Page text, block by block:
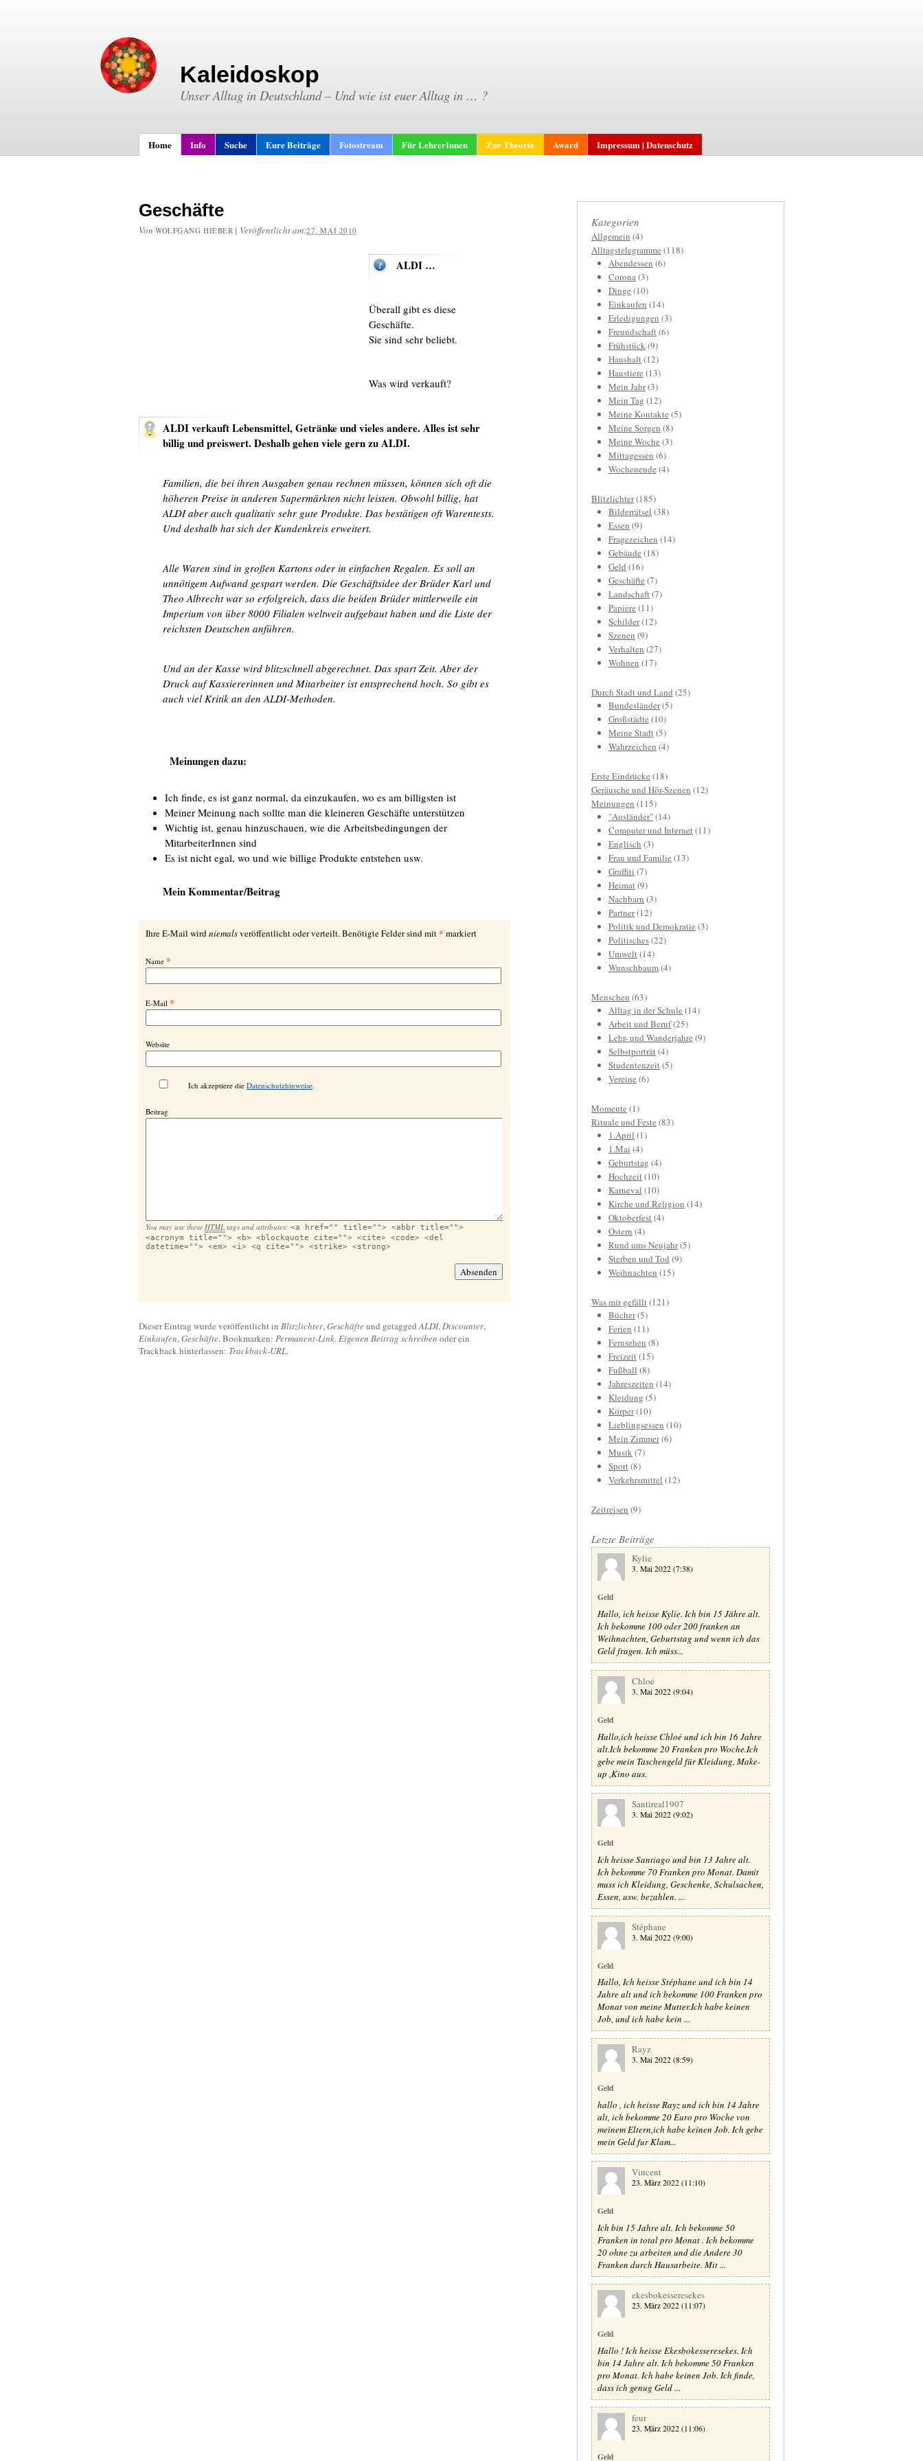
Kaleidoskop
Unser Alltag in Deutschland – Und wie ist euer Alltag in … ?
Home Info Suche Eure Beiträge Fotostream Für LehrerInnen Zur Theorie Award Impressum | Datenschutz
Geschäfte
Von WOLFGANG HIEBER | Veröffentlicht am:27. MAI 2010
ALDI …
Überall gibt es diese
Geschäfte.
Sie sind sehr beliebt.
Was wird verkauft?
ALDI verkauft Lebensmittel, Getränke und vieles andere. Alles ist sehr
billig und preiswert. Deshalb gehen viele gern zu ALDI.
Familien, die bei ihren Ausgaben genau rechnen müssen, können sich oft die
höheren Preise in anderen Supermärkten nicht leisten. Obwohl billig, hat
ALDI aber auch qualitativ sehr gute Produkte. Das bestätigen oft Warentests.
Und deshalb hat sich der Kundenkreis erweitert.
Alle Waren sind in großen Kartons oder in einfachen Regalen. Es soll an
unnötigem Aufwand gespart werden. Die Geschäftsidee der Brüder Karl und
Theo Albrecht war so erfolgreich, dass die beiden Brüder mittlerweile ein
Imperium von über 8000 Filialen weltweit aufgebaut haben und die Liste der
reichsten Deutschen anführen.
Und an der Kasse wird blitzschnell abgerechnet. Das spart Zeit. Aber der
Druck auf Kassiererinnen und Mitarbeiter ist entsprechend hoch. So gibt es
auch viel Kritik an den ALDI-Methoden.
Meinungen dazu:
Ich finde, es ist ganz normal, da einzukaufen, wo es am billigsten ist
Meiner Meinung nach sollte man die kleineren Geschäfte unterstützen
Wichtig ist, genau hinzuschauen, wie die Arbeitsbedingungen der
MitarbeiterInnen sind
Es ist nicht egal, wo und wie billige Produkte entstehen usw.
Mein Kommentar/Beitrag
Ihre E-Mail wirdniemalsveröffentlicht oder verteilt. Benötigte Felder sind mit* markiert
Name *
E-Mail *
Website
Ich akzeptiere die Datenschutzhinweise.
Beitrag
You may use these HTML tags and attributes: <a href="" title=""> <abbr title="">
<acronym title=""> <b> <blockquote cite=""> <cite> <code> <del
datetime=""> <em> <i> <q cite=""> <strike> <strong>
Dieser Eintrag wurde veröffentlicht in Blitzlichter,Geschäfteund getaggedALDI,Discounter,
Einkaufen,Geschäfte. Bookmarken: Permanent-Link.Eigenen Beitrag schreiben oder ein
Trackback hinterlassen: Trackback-URL.
Kategorien
Allgemein (4)
Alltagstelegramme (118)
Abendessen (6)
Corona(3)
Dinge (10)
Einkaufen (14)
Erledigungen (3)
Freundschaft(6)
Frühstück(9)
Haushalt(12)
Haustiere (13)
Mein Jahr(3)
Mein Tag (12)
Meine Kontakte (5)
Meine Sorgen (8)
Meine Woche (3)
Mittagessen (6)
Wochenende (4)
Blitzlichter(185)
Bilderrätsel (38)
Essen (9)
Fragezeichen (14)
Gebäude (18)
Geld (16)
Geschäfte (7)
Landschaft(7)
Papiere (11)
Schilder(12)
Szenen (9)
Verhalten (27)
Wohnen (17)
Durch Stadt und Land (25)
Bundesländer(5)
Großstädte (10)
Meine Stadt(5)
Wahrzeichen (4)
Erste Eindrücke (18)
Geräusche und Hör-Szenen (12)
Meinungen (115)
"Ausländer"(14)
Computer und Internet(11)
Englisch (3)
Frau und Familie (13)
Graffiti (7)
Heimat(9)
Nachbarn (3)
Partner(12)
Politik und Demokratie (3)
Politisches(22)
Umwelt(14)
Wunschbaum(4)
Menschen (63)
Alltag in der Schule (14)
Arbeit und Beruf(25)
Lehr- und Wanderjahre (9)
Selbstporträt(4)
Studentenzeit(5)
Vereine (6)
Momente (1)
Rituale und Feste (83)
1.April (1)
1.Mai (4)
Geburtstag (4)
Hochzeit(10)
Karneval (10)
Kirche und Religion (14)
Oktoberfest(4)
Ostern (4)
Rund ums Neujahr(5)
Sterben und Tod (9)
Weihnachten (15)
Was mir gefällt(121)
Bücher(5)
Ferien (11)
Fernsehen (8)
Freizeit(15)
Fußball (8)
Jahreszeiten (14)
Kleidung (5)
Körper(10)
Lieblingsessen (10)
Mein Zimmer(6)
Musik(7)
Sport(8)
Verkehrsmittel (12)
Zeitreisen (9)
Letzte Beiträge
Kylie
3. Mai 2022 (7:38)
Geld
Hallo, ich heisse Kylie. Ich bin 15 Jähre alt.
Ich bekomme 100 oder 200 franken an
Weihnachten, Geburtstag und wenn ich das
Geld fragen. Ich müss...
Chloé
3. Mai 2022 (9:04)
Geld
Hallo,ich heisse Chloé und ich bin 16 Jahre
alt.Ich bekomme 20 Franken pro Woche.Ich
gebe mein Taschengeld für Kleidung, Make-
up ,Kino aus.
Santireal1907
3. Mai 2022 (9:02)
Geld
Ich heisse Santiago und bin 13 Jahre alt.
Ich bekomme 70 Franken pro Monat. Damit
muss ich Kleidung, Geschenke, Schulsachen,
Essen, usw. bezahlen. ...
Stéphane
3. Mai 2022 (9:00)
Geld
Hallo, Ich heisse Stéphane und ich bin 14
Jahre alt und ich bekomme 100 Franken pro
Monat von meine Mutter.Ich habe keinen
Job, und ich habe kein ...
Rayz
3. Mai 2022 (8:59)
Geld
hallo , ich heisse Rayz und ich bin 14 Jahre
alt, ich bekomme 20 Euro pro Woche von
meinem Eltern,ich habe keinen Job. Ich gebe
mein Geld fur Klam...
Vincent
23. März 2022 (11:10)
Geld
Ich bin 15 Jahre alt. Ich bekomme 50
Franken in total pro Monat . Ich bekomme
20 ohne zu arbeiten und die Andere 30
Franken durch Hausarbeite. Mit ...
ekesbokesseresekes
23. März 2022 (11:07)
Geld
Hallo ! Ich heisse Ekesbokesseresekes. Ich
bin 14 Jahre alt. Ich bekomme 50 Franken
pro Monat. Ich habe keinen Job. Ich finde,
dass ich genug Geld ...
feur
23. März 2022 (11:06)
Geld